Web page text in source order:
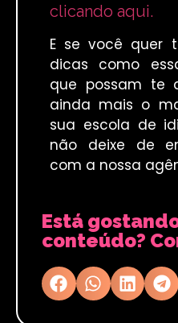
clicando aqui.
E se você quer
dicas como
que possam te
ainda mais o
sua escola de
não deixe de
com a nossa
Está
conteúdo?